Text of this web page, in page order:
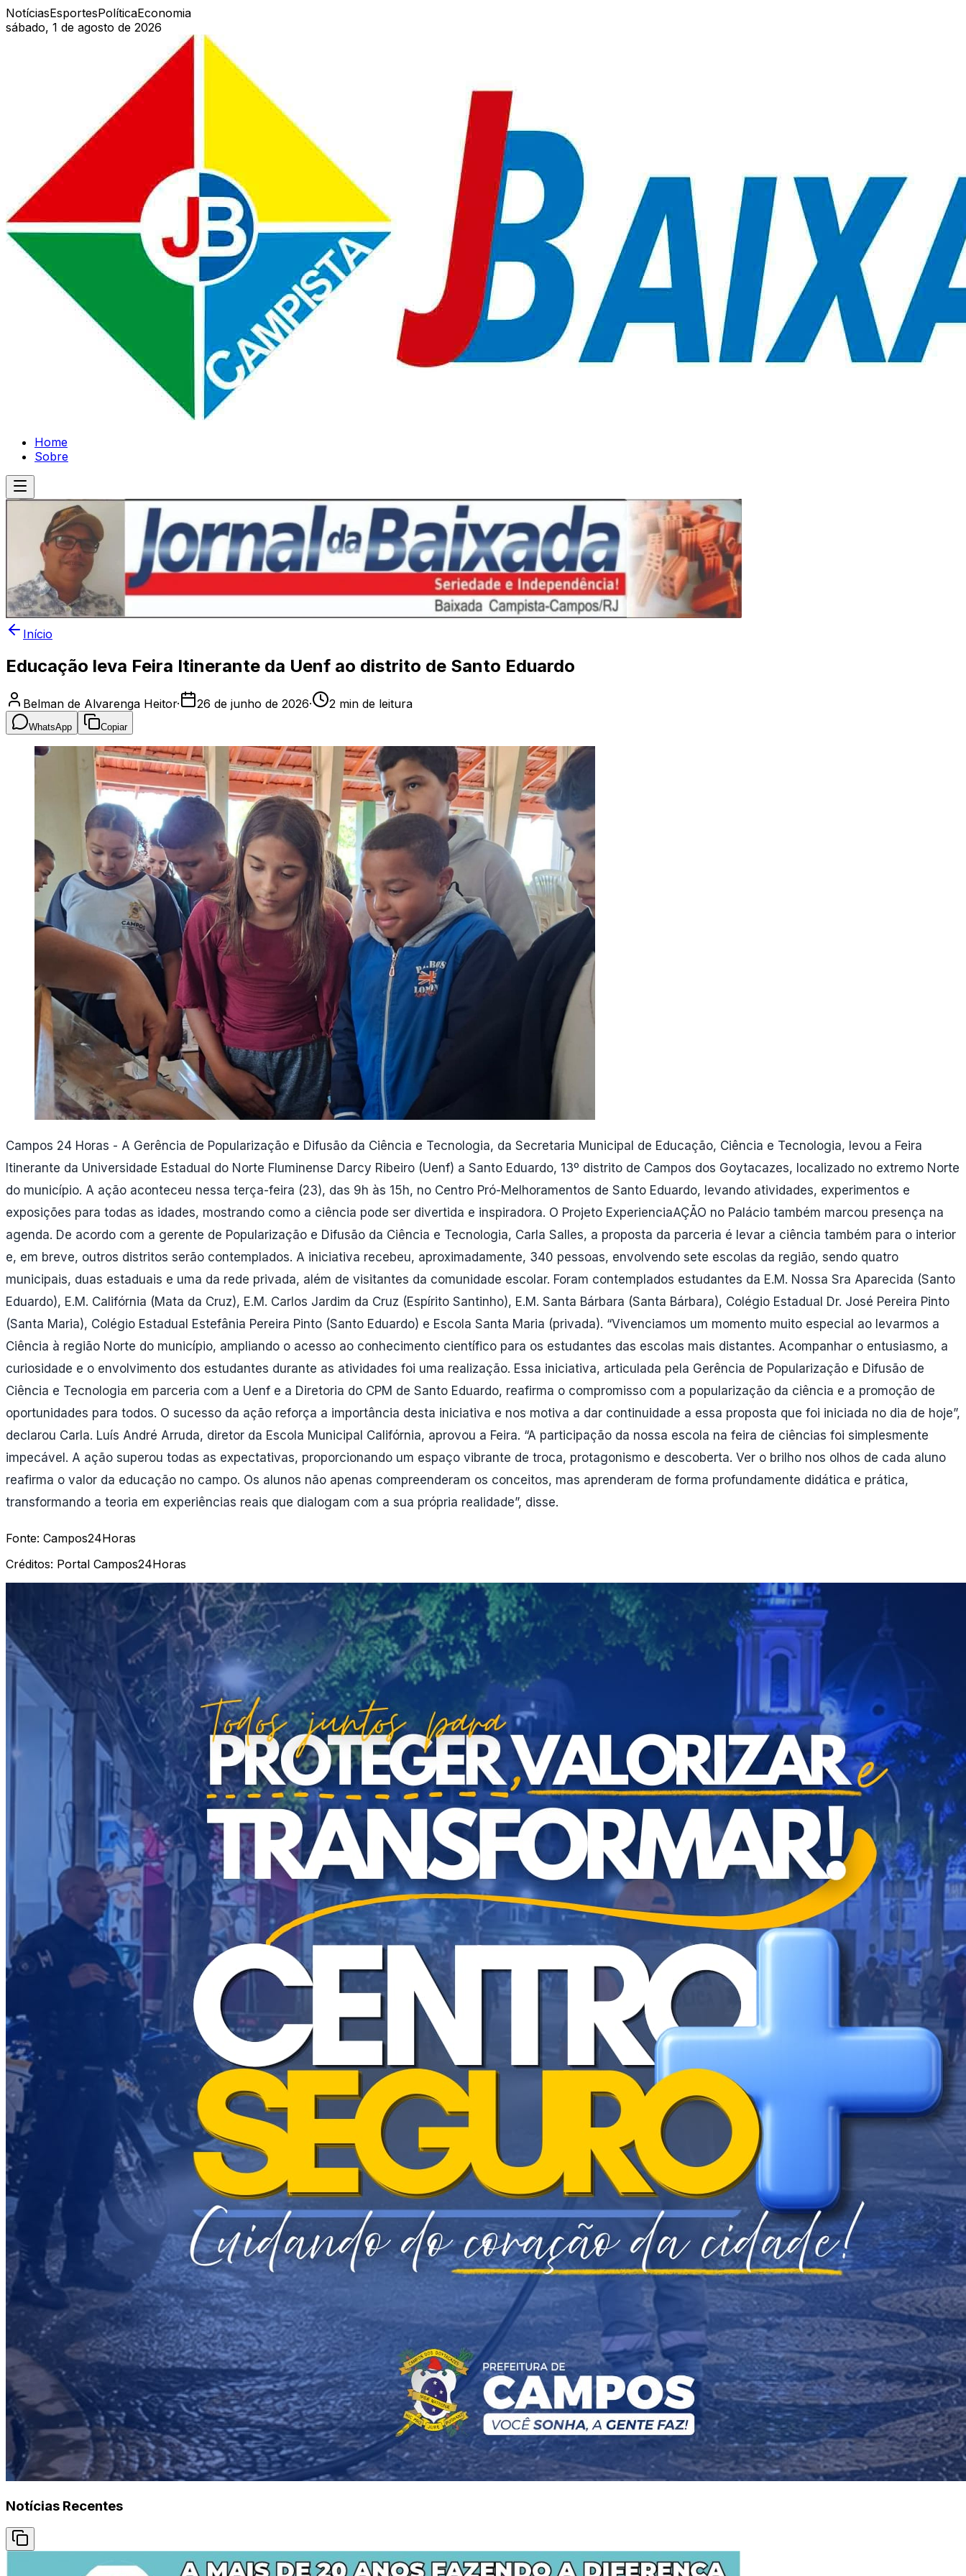
NotíciasEsportesPolíticaEconomia
sábado, 1 de agosto de 2026
Home
Sobre
Início
Educação leva Feira Itinerante da Uenf ao distrito de Santo Eduardo
Belman de Alvarenga Heitor· 26 de junho de 2026· 2 min de leitura
WhatsApp Copiar
Campos 24 Horas - A Gerência de Popularização e Difusão da Ciência e Tecnologia, da Secretaria Municipal de Educação, Ciência e Tecnologia, levou a Feira
Itinerante da Universidade Estadual do Norte Fluminense Darcy Ribeiro (Uenf) a Santo Eduardo, 13º distrito de Campos dos Goytacazes, localizado no extremo Norte
do município. A ação aconteceu nessa terça-feira (23), das 9h às 15h, no Centro Pró-Melhoramentos de Santo Eduardo, levando atividades, experimentos e
exposições para todas as idades, mostrando como a ciência pode ser divertida e inspiradora. O Projeto ExperienciaAÇÃO no Palácio também marcou presença na
agenda. De acordo com a gerente de Popularização e Difusão da Ciência e Tecnologia, Carla Salles, a proposta da parceria é levar a ciência também para o interior
e, em breve, outros distritos serão contemplados. A iniciativa recebeu, aproximadamente, 340 pessoas, envolvendo sete escolas da região, sendo quatro
municipais, duas estaduais e uma da rede privada, além de visitantes da comunidade escolar. Foram contemplados estudantes da E.M. Nossa Sra Aparecida (Santo
Eduardo), ⁠E.M. Califórnia (Mata da Cruz), ⁠E.M. Carlos Jardim da Cruz (Espírito Santinho), ⁠E.M. Santa Bárbara (Santa Bárbara), ⁠Colégio Estadual Dr. José Pereira Pinto
(Santa Maria), ⁠Colégio Estadual Estefânia Pereira Pinto (Santo Eduardo) e ⁠Escola Santa Maria (privada). “Vivenciamos um momento muito especial ao levarmos a
Ciência à região Norte do município, ampliando o acesso ao conhecimento científico para os estudantes das escolas mais distantes. Acompanhar o entusiasmo, a
curiosidade e o envolvimento dos estudantes durante as atividades foi uma realização. Essa iniciativa, articulada pela Gerência de Popularização e Difusão de
Ciência e Tecnologia em parceria com a Uenf e a Diretoria do CPM de Santo Eduardo, reafirma o compromisso com a popularização da ciência e a promoção de
oportunidades para todos. O sucesso da ação reforça a importância desta iniciativa e nos motiva a dar continuidade a essa proposta que foi iniciada no dia de hoje”,
declarou Carla. Luís André Arruda, diretor da Escola Municipal Califórnia, aprovou a Feira. “A participação da nossa escola na feira de ciências foi simplesmente
impecável. A ação superou todas as expectativas, proporcionando um espaço vibrante de troca, protagonismo e descoberta. Ver o brilho nos olhos de cada aluno
reafirma o valor da educação no campo. Os alunos não apenas compreenderam os conceitos, mas aprenderam de forma profundamente didática e prática,
transformando a teoria em experiências reais que dialogam com a sua própria realidade”, disse.
Fonte: Campos24Horas
Créditos: Portal Campos24Horas
Notícias Recentes